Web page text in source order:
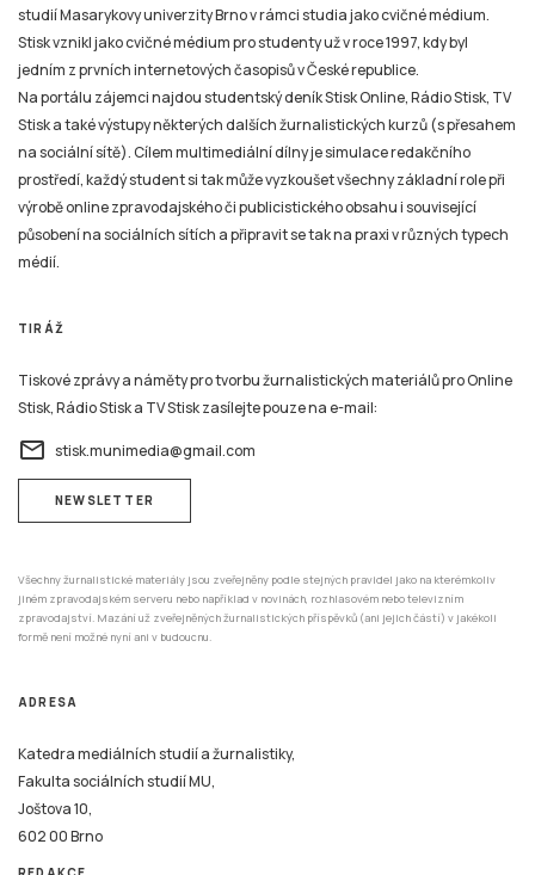
studií Masarykovy univerzity Brno v rámci studia jako cvičné médium.
Stisk vznikl jako cvičné médium pro studenty už v roce 1997, kdy byl
jedním z prvních internetových časopisů v České republice.
Na portálu zájemci najdou studentský deník Stisk Online, Rádio Stisk, TV
Stisk a také výstupy některých dalších žurnalistických kurzů (s přesahem
na sociální sítě). Cílem multimediální dílny je simulace redakčního
prostředí, každý student si tak může vyzkoušet všechny základní role při
výrobě online zpravodajského či publicistického obsahu i související
působení na sociálních sítích a připravit se tak na praxi v různých typech
médií.
TIRÁŽ
Tiskové zprávy a náměty pro tvorbu žurnalistických materiálů pro Online
Stisk, Rádio Stisk a TV Stisk zasílejte pouze na e-mail:
email stisk.munimedia@gmail.com
NEWSLETTER
Všechny žurnalistické materiály jsou zveřejněny podle stejných pravidel jako na kterémkoliv
jiném zpravodajském serveru nebo například v novinách, rozhlasovém nebo televizním
zpravodajství. Mazání už zveřejněných žurnalistických příspěvků (ani jejich částí) v jakékoli
formě není možné nyní ani v budoucnu.
ADRESA
Katedra mediálních studií a žurnalistiky,
Fakulta sociálních studií MU,
Joštova 10,
602 00 Brno